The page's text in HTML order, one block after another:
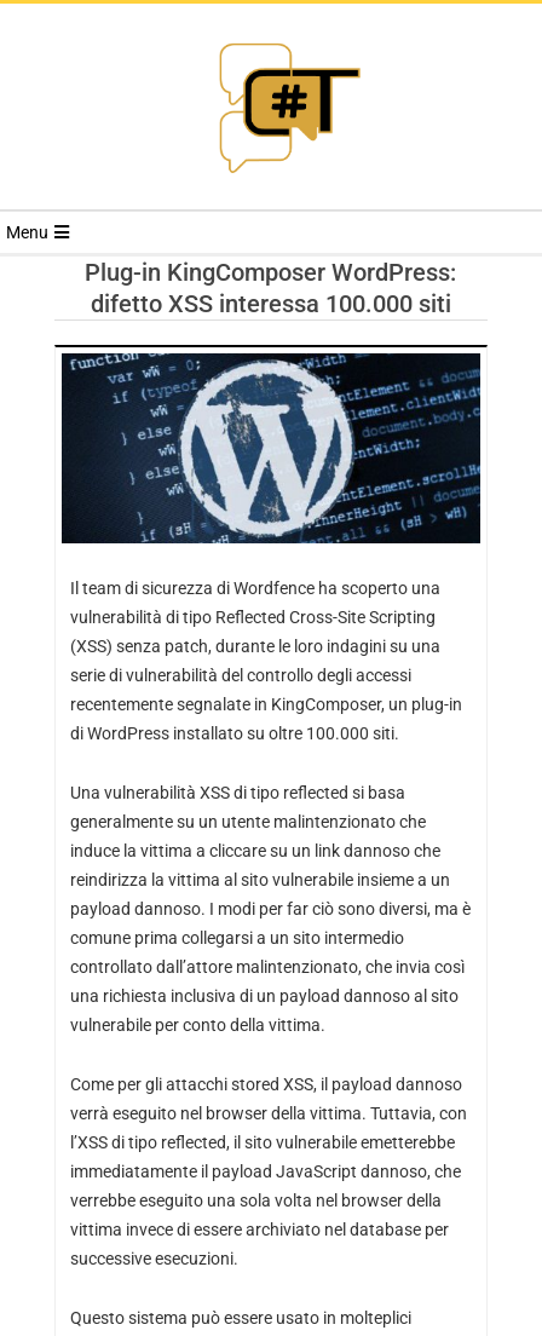
RIVISTA
TRENDS
Menu
Plug-in KingComposer WordPress:
difetto XSS interessa 100.000 siti
Il team di sicurezza di Wordfence ha scoperto una
vulnerabilità di tipo Reflected Cross-Site Scripting
(XSS) senza patch, durante le loro indagini su una
serie di vulnerabilità del controllo degli accessi
recentemente segnalate in KingComposer, un plug-in
di WordPress installato su oltre 100.000 siti.
Una vulnerabilità XSS di tipo reflected si basa
generalmente su un utente malintenzionato che
induce la vittima a cliccare su un link dannoso che
reindirizza la vittima al sito vulnerabile insieme a un
payload dannoso. I modi per far ciò sono diversi, ma è
comune prima collegarsi a un sito intermedio
controllato dall’attore malintenzionato, che invia così
una richiesta inclusiva di un payload dannoso al sito
vulnerabile per conto della vittima.
Come per gli attacchi stored XSS, il payload dannoso
verrà eseguito nel browser della vittima. Tuttavia, con
l’XSS di tipo reflected, il sito vulnerabile emetterebbe
immediatamente il payload JavaScript dannoso, che
verrebbe eseguito una sola volta nel browser della
vittima invece di essere archiviato nel database per
successive esecuzioni.
Questo sistema può essere usato in molteplici